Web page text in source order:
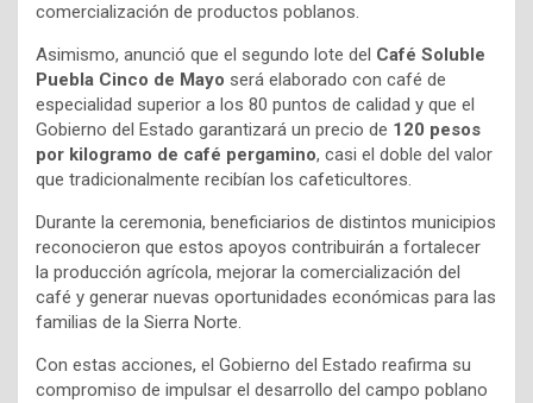
comercialización de productos poblanos.
Asimismo, anunció que el segundo lote del Café Soluble
Puebla Cinco de Mayo será elaborado con café de
especialidad superior a los 80 puntos de calidad y que el
Gobierno del Estado garantizará un precio de 120 pesos
por kilogramo de café pergamino, casi el doble del valor
que tradicionalmente recibían los cafeticultores.
Durante la ceremonia, beneficiarios de distintos municipios
reconocieron que estos apoyos contribuirán a fortalecer
la producción agrícola, mejorar la comercialización del
café y generar nuevas oportunidades económicas para las
familias de la Sierra Norte.
Con estas acciones, el Gobierno del Estado reafirma su
compromiso de impulsar el desarrollo del campo poblano